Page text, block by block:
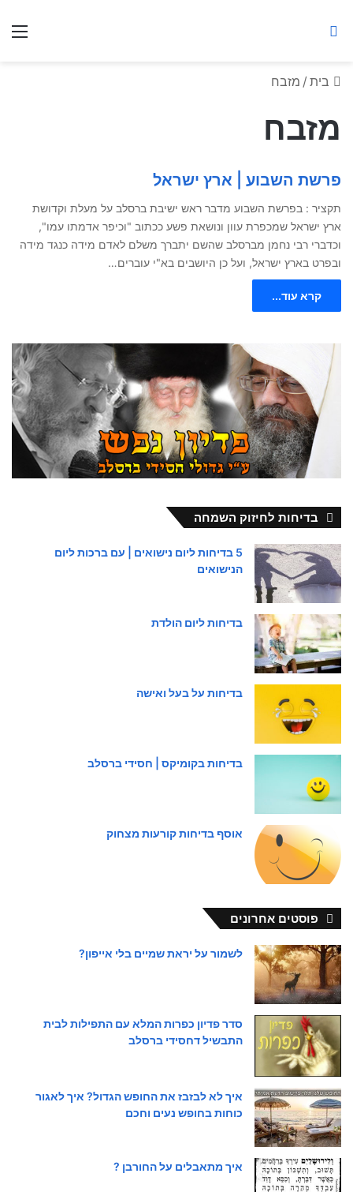
בית / מזבח
מזבח
פרשת השבוע | ארץ ישראל
תקציר : בפרשת השבוע מדבר ראש ישיבת ברסלב על מעלת וקדושת
ארץ ישראל שמכפרת עוון ונושאת פשע ככתוב "וכיפר אדמתו עמו",
וכדברי רבי נחמן מברסלב שהשם יתברך משלם לאדם מידה כנגד מידה
ובפרט בארץ ישראל, ועל כן היושבים בא"י עוברים…
קרא עוד...
בדיחות לחיזוק השמחה
5 בדיחות ליום נישואים | עם ברכות ליום
הנישואים
בדיחות ליום הולדת
בדיחות על בעל ואישה
בדיחות בקומיקס | חסידי ברסלב
אוסף בדיחות קורעות מצחוק
פוסטים אחרונים
לשמור על יראת שמיים בלי אייפון?
סדר פדיון כפרות המלא עם התפילות לבית
התבשיל דחסידי ברסלב
איך לא לבזבז את החופש הגדול? איך לאגור
כוחות בחופש נעים וחכם
איך מתאבלים על החורבן ?